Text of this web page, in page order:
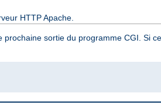
HTTP Apache.
sortie du programme CGI. Si